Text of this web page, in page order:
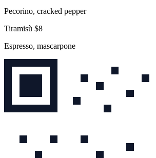
Pecorino, cracked pepper
Tiramisù $8
Espresso, mascarpone